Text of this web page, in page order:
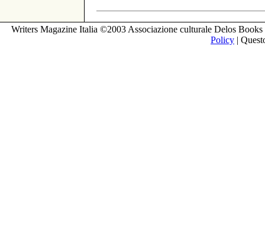
Writers Magazine Italia ©2003 Associazione culturale Delos
Policy |